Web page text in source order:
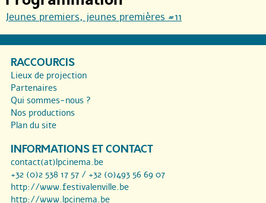
Jeunes premiers, jeunes premières #11
RACCOURCIS
Lieux de projection
Partenaires
Qui sommes-nous ?
Nos productions
Plan du site
INFORMATIONS ET CONTACT
contact(at)lpcinema.be
+32 (0)2 538 17 57 / +32 (0)493 56 69 07
http://www.festivalenville.be
http://www.lpcinema.be